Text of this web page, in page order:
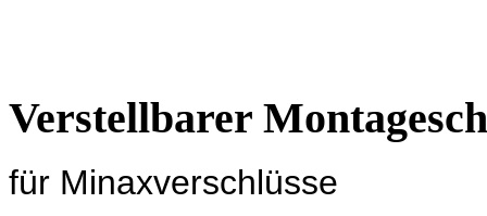
Verstellbarer
für Minaxverschlüsse